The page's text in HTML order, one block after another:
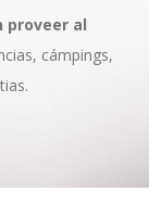
proveer al
cámpings,